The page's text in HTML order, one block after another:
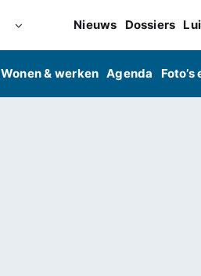
Nieuws Dossiers
Wonen & werken Agenda